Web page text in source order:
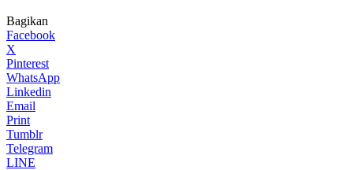
Bagikan
Facebook
X
Pinterest
WhatsApp
Linkedin
Email
Print
Tumblr
Telegram
LINE